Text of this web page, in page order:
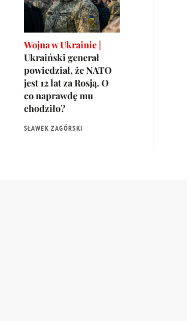
Wojna w Ukrainie |
Ukraiński generał
powiedział, że NATO
jest 12 lat za Rosją. O
co naprawdę mu
chodziło?
SŁAWEK ZAGÓRSKI